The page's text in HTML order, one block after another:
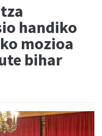
handiko
mozioa
bihar